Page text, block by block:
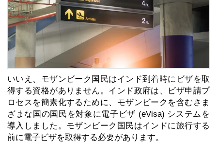
いいえ、モザンビーク国民はインド到着時にビザを取
得する資格がありません。インド政府は、ビザ申請プ
ロセスを簡素化するために、モザンビークを含むさま
ざまな国の国民を対象に電子ビザ (eVisa) システムを
導入しました。モザンビーク国民はインドに旅行する
前に電子ビザを取得する必要があります。